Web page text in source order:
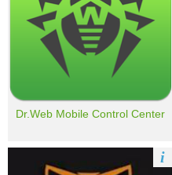
Dr.Web Mobile Control Center
i